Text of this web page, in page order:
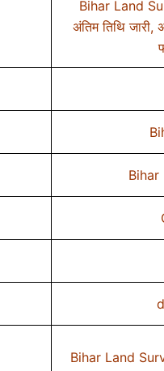
Bihar Land
अंतिम तिथि
Bihar
Bihar Land